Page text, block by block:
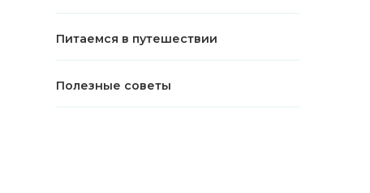
Питаемся в путешествии
Полезные советы